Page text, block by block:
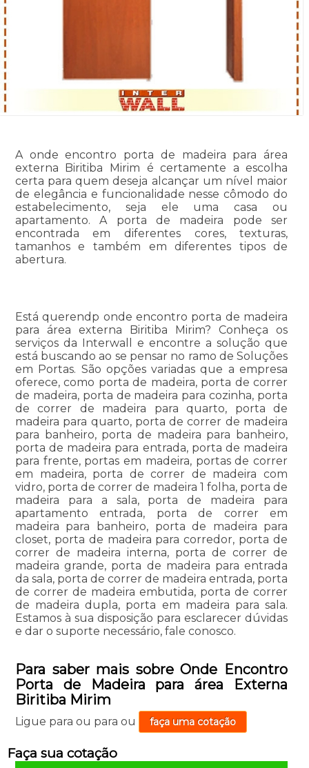
A onde encontro porta de madeira para área
externa Biritiba Mirim é certamente a escolha
certa para quem deseja alcançar um nível maior
de elegância e funcionalidade nesse cômodo do
estabelecimento, seja ele uma casa ou
apartamento. A porta de madeira pode ser
encontrada em diferentes cores, texturas,
tamanhos e também em diferentes tipos de
abertura.
Está querendp onde encontro porta de madeira
para área externa Biritiba Mirim? Conheça os
serviços da Interwall e encontre a solução que
está buscando ao se pensar no ramo de Soluções
em Portas. São opções variadas que a empresa
oferece, como porta de madeira, porta de correr
de madeira, porta de madeira para cozinha, porta
de correr de madeira para quarto, porta de
madeira para quarto, porta de correr de madeira
para banheiro, porta de madeira para banheiro,
porta de madeira para entrada, porta de madeira
para frente, portas em madeira, portas de correr
em madeira, porta de correr de madeira com
vidro, porta de correr de madeira 1 folha, porta de
madeira para a sala, porta de madeira para
apartamento entrada, porta de correr em
madeira para banheiro, porta de madeira para
closet, porta de madeira para corredor, porta de
correr de madeira interna, porta de correr de
madeira grande, porta de madeira para entrada
da sala, porta de correr de madeira entrada, porta
de correr de madeira embutida, porta de correr
de madeira dupla, porta em madeira para sala.
Estamos à sua disposição para esclarecer dúvidas
e dar o suporte necessário, fale conosco.
Para saber mais sobre Onde Encontro
Porta de Madeira para área Externa
Biritiba Mirim
Ligue para ou para ou faça uma cotação
Faça sua cotação